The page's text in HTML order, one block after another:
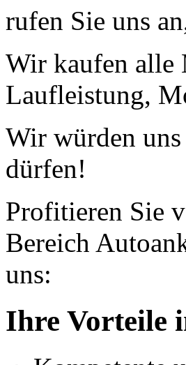
rufen Sie uns
Wir kaufen alle
Laufleistung,
Wir würden
dürfen!
Profitieren Sie
Bereich
uns:
Ihre Vorteile